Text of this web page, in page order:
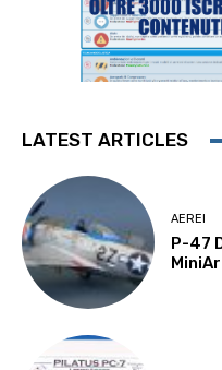
LATEST ARTICLES
AEREI
P-47